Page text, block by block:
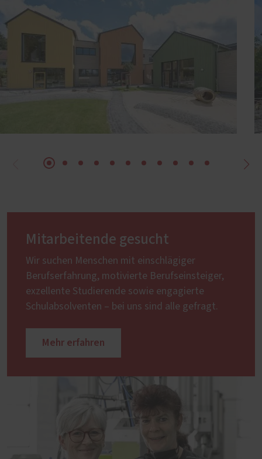
Mitarbeitende gesucht
Wir suchen Menschen mit einschlägiger
Berufserfahrung, motivierte Berufseinsteiger,
exzellente Studierende sowie engagierte
Schulabsolventen – bei uns sind alle gefragt.
Mehr erfahren